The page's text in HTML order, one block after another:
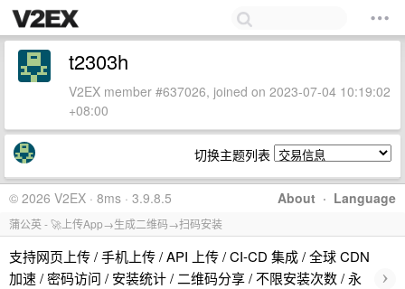
t2303h
V2EX member #637026, joined on 2023-07-04 10:19:02
+08:00
切换主题列表
About · Language
© 2026 V2EX · 8ms · 3.9.8.5
蒲公英 - 🚀上传App→生成二维码→扫码安装
支持网页上传 / 手机上传 / API 上传 / CI-CD 集成 / 全球 CDN
加速 / 密码访问 / 安装统计 / 二维码分享 / 不限安装次数 / 永
›